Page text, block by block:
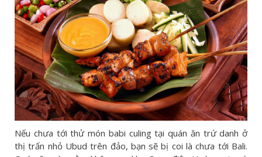
Nếu chưa tới thử món babi culing tại quán ăn trứ danh ở
thị trấn nhỏ Ubud trên đảo, bạn sẽ bị coi là chưa tới Bali.